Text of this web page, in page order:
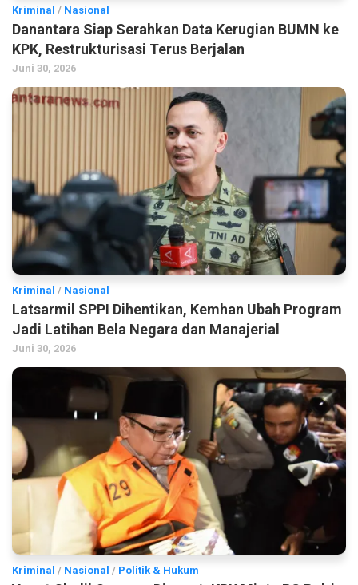
Kriminal / Nasional
Danantara Siap Serahkan Data Kerugian BUMN ke
KPK, Restrukturisasi Terus Berjalan
Juni 30, 2026
Kriminal / Nasional
Latsarmil SPPI Dihentikan, Kemhan Ubah Program
Jadi Latihan Bela Negara dan Manajerial
Juni 30, 2026
Kriminal / Nasional / Politik & Hukum